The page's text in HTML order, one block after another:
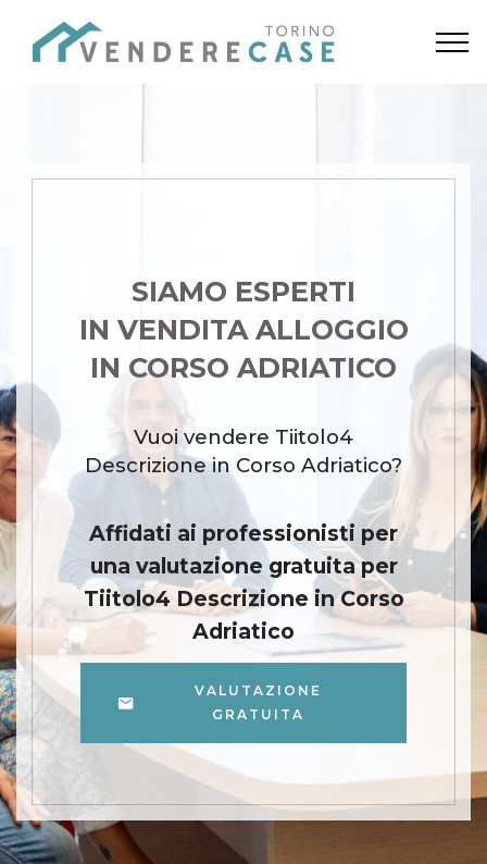
SIAMO ESPERTI
IN VENDITA ALLOGGIO
IN CORSO ADRIATICO
Vuoi vendere Tiitolo4
Descrizione in Corso Adriatico?
Affidati ai professionisti per
una valutazione gratuita per
Tiitolo4 Descrizione in Corso
Adriatico
VALUTAZIONE
GRATUITA